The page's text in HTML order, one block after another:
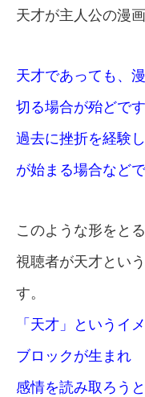
天才が主人公の漫
天才であっても、
切る場合が殆どです
過去に挫折を経験
が始まる場合などで
このような形をと
視聴者が天才とい
す。
「天才」というイ
ブロックが生まれ
感情を読み取ろう